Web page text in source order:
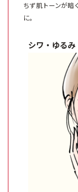
ちず肌トーンが暗
に。
シワ・ゆるみ